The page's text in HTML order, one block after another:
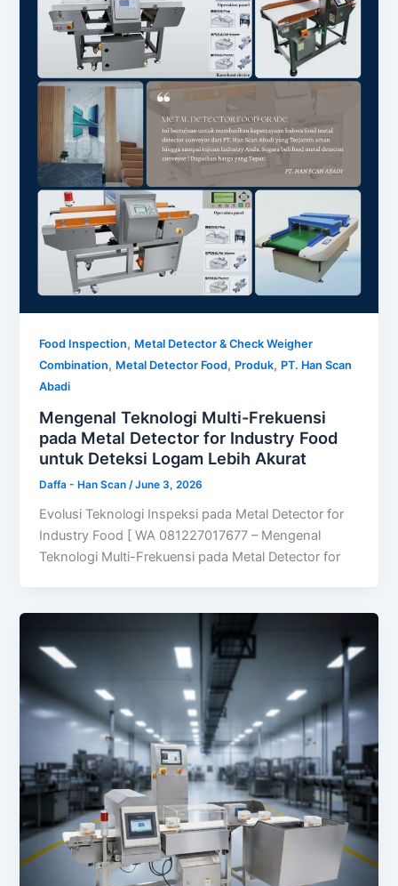
Food Inspection, Metal Detector & Check Weigher
Combination, Metal Detector Food, Produk, PT. Han Scan
Abadi
Mengenal Teknologi Multi-Frekuensi
pada Metal Detector for Industry Food
untuk Deteksi Logam Lebih Akurat
Daffa - Han Scan/June 3, 2026
Evolusi Teknologi Inspeksi pada Metal Detector for
Industry Food [ WA 081227017677 – Mengenal
Teknologi Multi-Frekuensi pada Metal Detector for